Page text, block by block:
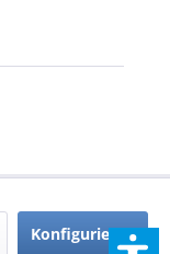
Konfigurieren